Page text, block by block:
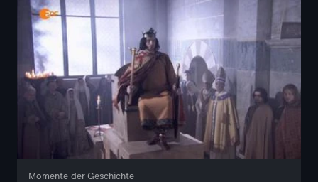
Momente der Geschichte